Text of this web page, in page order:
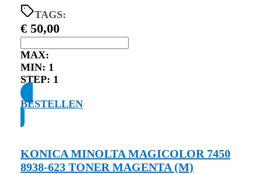
TAGS:
€ 50,00
MAX:
MIN: 1
STEP: 1
BESTELLEN
KONICA MINOLTA MAGICOLOR 7450
8938-623 TONER MAGENTA (M)